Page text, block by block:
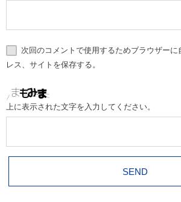
次回のコメントで使用するためブラウザー
レス、サイトを保存する。
上に表示された文字を入力してください。